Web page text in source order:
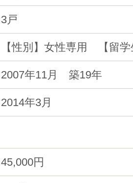
3戸
【性別】女性専用 【留学
2007年11月 築19年
2014年3月
45,000円